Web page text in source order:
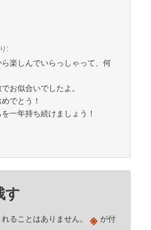
:
楽しんでいらっしゃって、何
お似合いでしたよ。
でとう！
一年持ち続けましょう！
す
ることはありません。 ※ が付